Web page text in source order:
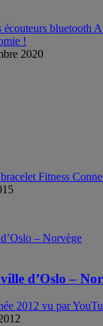
écouteurs bluetooth
!
2020
Fitness
– Norvège
d’Oslo –
2012 vu par